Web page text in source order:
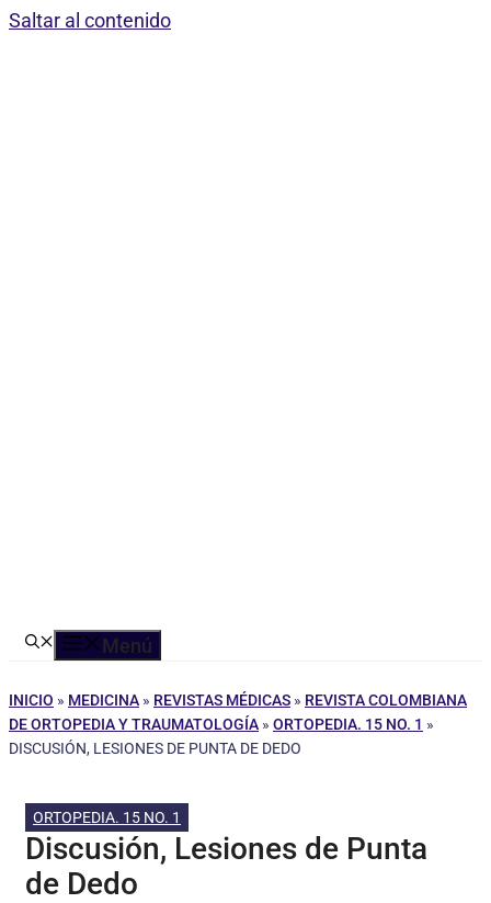
Saltar al contenido
Menú
INICIO » MEDICINA » REVISTAS MÉDICAS » REVISTA COLOMBIANA
DE ORTOPEDIA Y TRAUMATOLOGÍA » ORTOPEDIA. 15 NO. 1 »
DISCUSIÓN, LESIONES DE PUNTA DE DEDO
ORTOPEDIA. 15 NO. 1
Discusión, Lesiones de Punta
de Dedo